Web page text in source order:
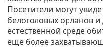
Посетители могут
белоголовых орланов и
естественной среде
еще более